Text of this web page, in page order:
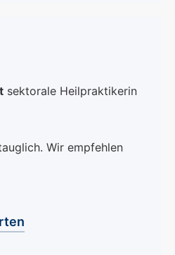
sektorale Heilpraktikerin
Wir empfehlen